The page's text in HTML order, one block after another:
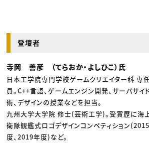
登壇者
寺岡 善彦 （てらおか・よしひこ）氏
日本工学院専門学校ゲームクリエイター科 専
員。C++言語、ゲームエンジン開発、サーバサイ
術、デザインの授業などを担当。
九州大学大学院 修士(芸術工学)。受賞歴に海
衛隊観艦式ロゴデザインコンペティション
度、2019年度)など。